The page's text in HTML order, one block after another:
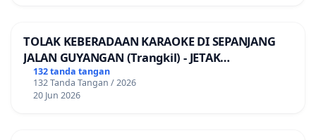
TOLAK KEBERADAAN KARAOKE DI SEPANJANG
JALAN GUYANGAN (Trangkil) - JETAK
(Wedarijaksa) Kab. PATI
132 tanda tangan
132 Tanda Tangan / 2026
20 Jun 2026